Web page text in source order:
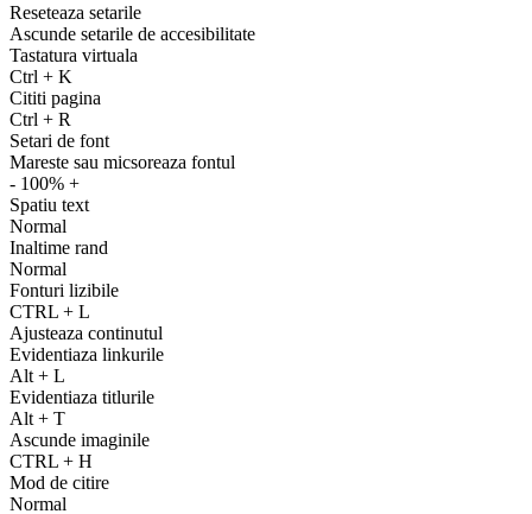
Reseteaza setarile
Ascunde setarile de accesibilitate
Tastatura virtuala
Ctrl + K
Cititi pagina
Ctrl + R
Setari de font
Mareste sau micsoreaza fontul
- 100% +
Spatiu text
Normal
Inaltime rand
Normal
Fonturi lizibile
CTRL + L
Ajusteaza continutul
Evidentiaza linkurile
Alt + L
Evidentiaza titlurile
Alt + T
Ascunde imaginile
CTRL + H
Mod de citire
Normal